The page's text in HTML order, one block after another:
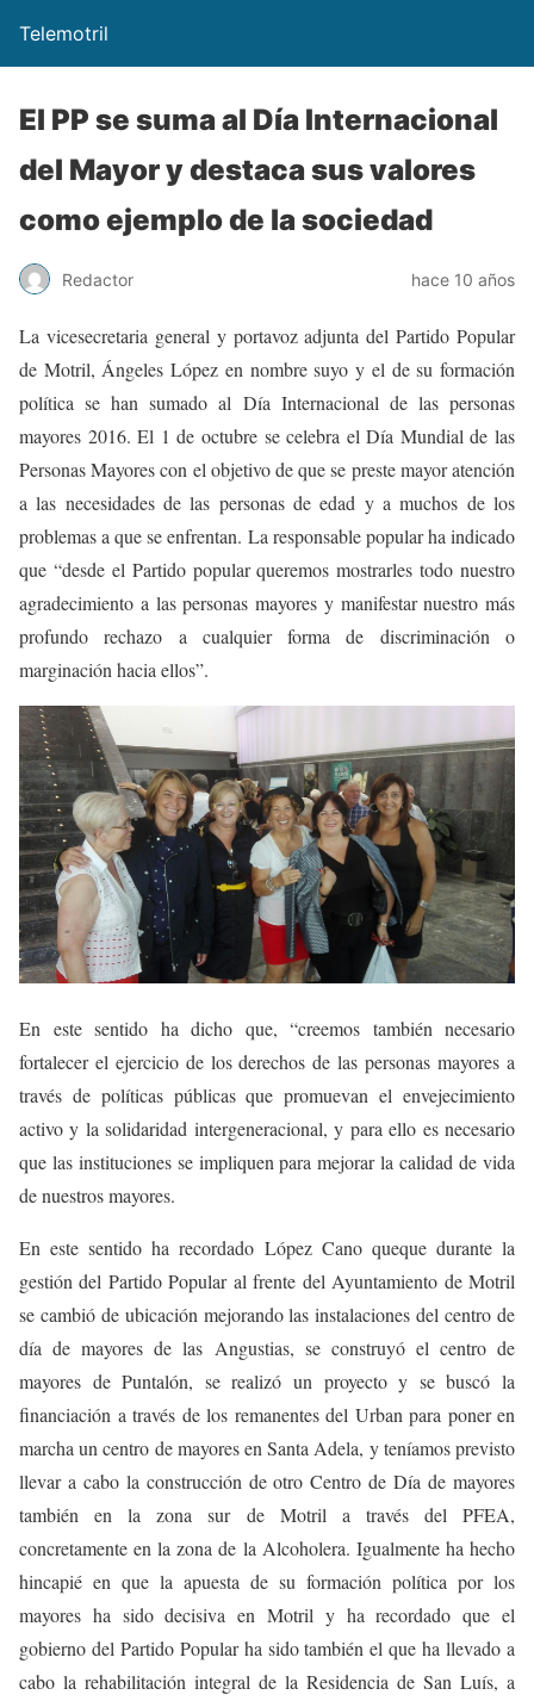
Telemotril
El PP se suma al Día Internacional
del Mayor y destaca sus valores
como ejemplo de la sociedad
Redactor hace 10 años
La vicesecretaria general y portavoz adjunta del Partido Popular
de Motril, Ángeles López en nombre suyo y el de su formación
política se han sumado al Día Internacional de las personas
mayores 2016. El 1 de octubre se celebra el Día Mundial de las
Personas Mayores con el objetivo de que se preste mayor atención
a las necesidades de las personas de edad y a muchos de los
problemas a que se enfrentan. La responsable popular ha indicado
que “desde el Partido popular queremos mostrarles todo nuestro
agradecimiento a las personas mayores y manifestar nuestro más
profundo rechazo a cualquier forma de discriminación o
marginación hacia ellos”.
En este sentido ha dicho que, “creemos también necesario
fortalecer el ejercicio de los derechos de las personas mayores a
través de políticas públicas que promuevan el envejecimiento
activo y la solidaridad intergeneracional, y para ello es necesario
que las instituciones se impliquen para mejorar la calidad de vida
de nuestros mayores.
En este sentido ha recordado López Cano queque durante la
gestión del Partido Popular al frente del Ayuntamiento de Motril
se cambió de ubicación mejorando las instalaciones del centro de
día de mayores de las Angustias, se construyó el centro de
mayores de Puntalón, se realizó un proyecto y se buscó la
financiación a través de los remanentes del Urban para poner en
marcha un centro de mayores en Santa Adela, y teníamos previsto
llevar a cabo la construcción de otro Centro de Día de mayores
también en la zona sur de Motril a través del PFEA,
concretamente en la zona de la Alcoholera. Igualmente ha hecho
hincapié en que la apuesta de su formación política por los
mayores ha sido decisiva en Motril y ha recordado que el
gobierno del Partido Popular ha sido también el que ha llevado a
cabo la rehabilitación integral de la Residencia de San Luís, a